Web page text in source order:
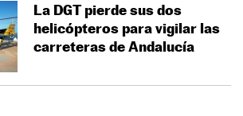
La DGT pierde sus dos
helicópteros para vigilar las
carreteras de Andalucía